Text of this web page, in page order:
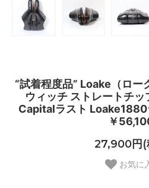
“試着程度品” Loake（ロ
ウィッチ ストレートチ
Capitalラスト Loake1880
￥
27,900円(
お気に